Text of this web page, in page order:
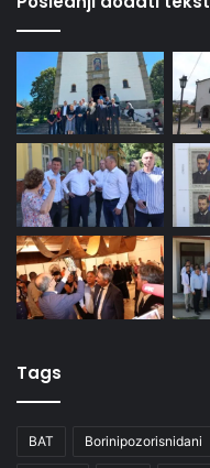
Tags
BAT Borinipozorisnidani